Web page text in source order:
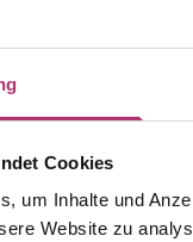
Cookies
um Inhalte und
Website zu